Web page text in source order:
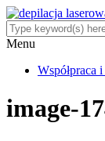
Menu
Współpraca
image-